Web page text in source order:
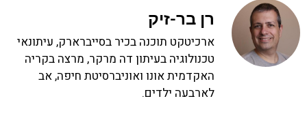
רן בר-זיק
ארכיטקט תוכנה בכיר בסייברארק, עיתונאי
טכנולוגיה בעיתון דה מרקר, מרצה בקריה
האקדמית אונו ואוניברסיטת חיפה, אב
לארבעה ילדים.